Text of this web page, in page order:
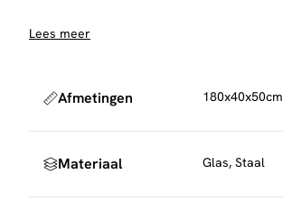
Lees meer
Afmetingen 180x40x50cm
Materiaal Glas, Staal